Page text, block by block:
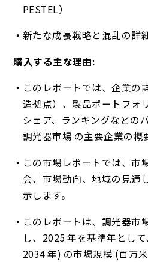
PESTEL）
新たな成長戦略と混乱の詳
購入する主な理由:
このレポートでは、企業の
造拠点）、製品ポートフォ
シェア、ランキングなどの
調光器市場 の主要企業の概
この市場レポートでは、市
会、市場動向、地域の見通
示します。
このレポートは、調光器市
し、2025 年を基準年とし
2034 年) の市場規模 (百万